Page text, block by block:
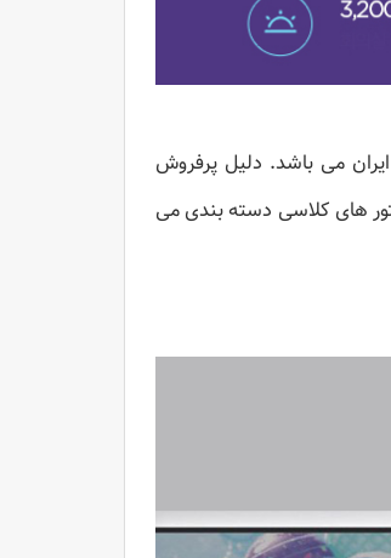
ایران می باشد. دلیل پرفروش
های کلاسی دسته بندی می